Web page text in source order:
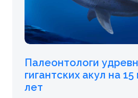
Палеонтологи
гигантских акул на
лет